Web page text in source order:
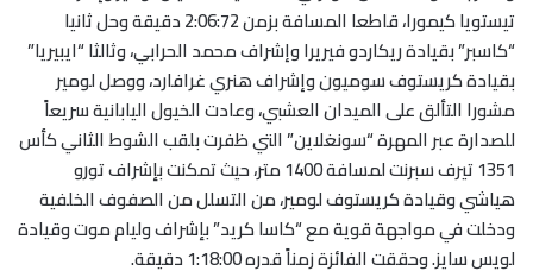
تيستويا كيمورا، قاطعا المسافة بزمن 2:06:72 دقيقة وحل ثانيا
“كاسبر” بقيادة ريكاردو فيريرا وإشراف محمد الحرابي، وثالثا “ايبيريا”
بقيادة كريستوف سوميون وإشراف هنري غرافارد، ووصل لومير
مشورا التألق على الميدان العشبي، وعادت الخيول اليابانية سريعاً
للصدارة عبر المهرة “سونغلاين” التي ظفرت بلقب الشوط الثاني كأس
1351 تيرف سبرنت لمسافة 1400 متر، حيث تمكنت بإشراف تورو
هياشي وقيادة كريستوف لومير، من التسلل من الصفوف الخلفية
ودخلت في مواجهة قوية مع “كاسا كريد” بإشراف وليام موت وقيادة
لويس سايز. وحققت الفائزة زمناً قدره 1:18:00 دقيقة
.